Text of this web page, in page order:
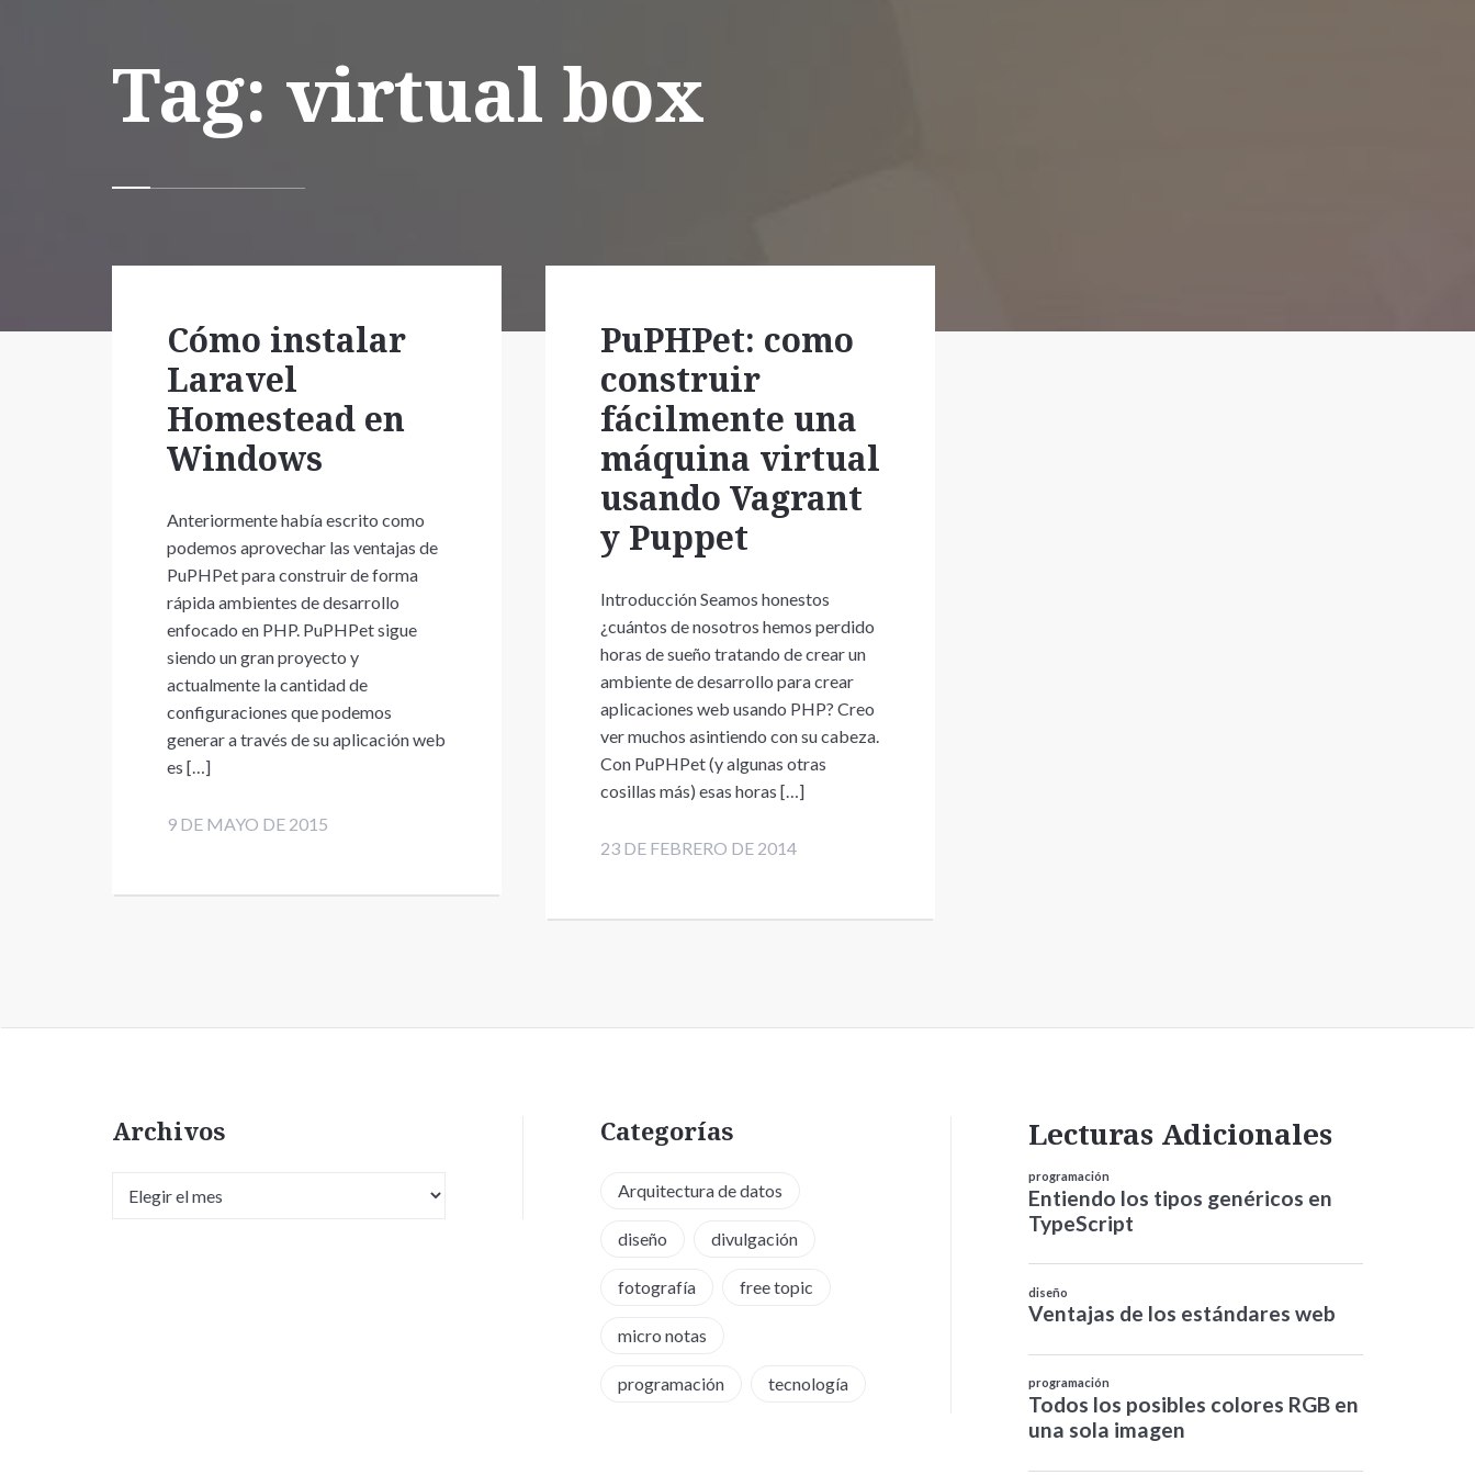
Tag: virtual box
Cómo instalar
Laravel
Homestead en
Windows
Anteriormente había escrito como
podemos aprovechar las ventajas de
PuPHPet para construir de forma
rápida ambientes de desarrollo
enfocado en PHP. PuPHPet sigue
siendo un gran proyecto y
actualmente la cantidad de
configuraciones que podemos
generar a través de su aplicación web
es […]
9 DE MAYO DE 2015
PuPHPet: como
construir
fácilmente una
máquina virtual
usando Vagrant
y Puppet
Introducción Seamos honestos
¿cuántos de nosotros hemos perdido
horas de sueño tratando de crear un
ambiente de desarrollo para crear
aplicaciones web usando PHP? Creo
ver muchos asintiendo con su cabeza.
Con PuPHPet (y algunas otras
cosillas más) esas horas […]
23 DE FEBRERO DE 2014
Archivos Categorías
Arquitectura de datos
diseño divulgación
fotografía free topic
micro notas
programación tecnología
Lecturas Adicionales